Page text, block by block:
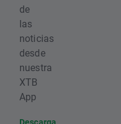
de
las
noticias
desde
nuestra
XTB
App